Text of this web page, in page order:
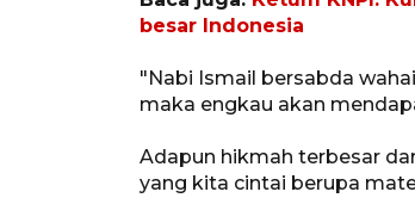
besar Indonesia
"Nabi Ismail bersabda
maka engkau akan
Adapun hikmah terbesar
yang kita cintai berupa